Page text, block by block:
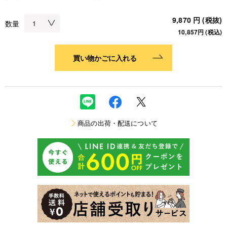
数量 9,870 円 (税抜)
10,857円 (税込)
買い物かごに入れる
商品の出荷・配送について